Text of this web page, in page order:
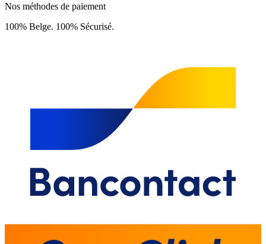
Nos méthodes de paiement
100% Belge. 100% Sécurisé.